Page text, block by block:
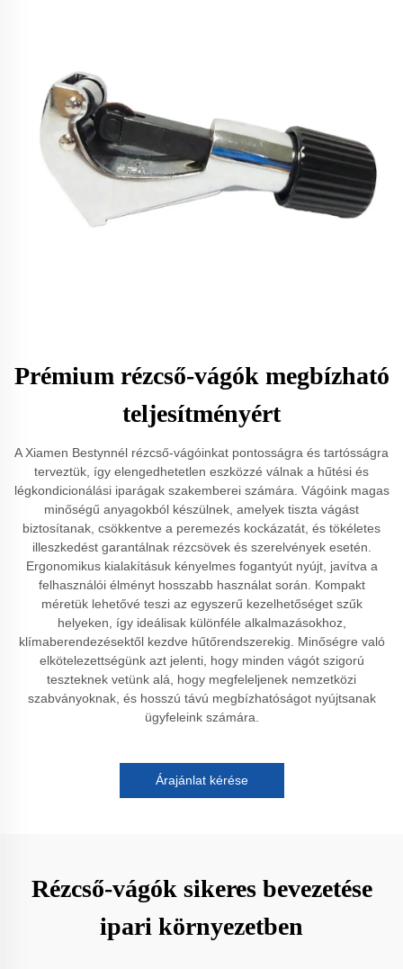
Prémium rézcső-vágók megbízható
teljesítményért
A Xiamen Bestynnél rézcső-vágóinkat pontosságra és tartósságra
terveztük, így elengedhetetlen eszközzé válnak a hűtési és
légkondicionálási iparágak szakemberei számára. Vágóink magas
minőségű anyagokból készülnek, amelyek tiszta vágást
biztosítanak, csökkentve a peremezés kockázatát, és tökéletes
illeszkedést garantálnak rézcsövek és szerelvények esetén.
Ergonomikus kialakításuk kényelmes fogantyút nyújt, javítva a
felhasználói élményt hosszabb használat során. Kompakt
méretük lehetővé teszi az egyszerű kezelhetőséget szűk
helyeken, így ideálisak különféle alkalmazásokhoz,
klímaberendezésektől kezdve hűtőrendszerekig. Minőségre való
elkötelezettségünk azt jelenti, hogy minden vágót szigorú
teszteknek vetünk alá, hogy megfeleljenek nemzetközi
szabványoknak, és hosszú távú megbízhatóságot nyújtsanak
ügyfeleink számára.
Árajánlat kérése
Rézcső-vágók sikeres bevezetése
ipari környezetben